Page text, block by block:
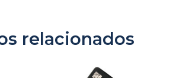
relacionados